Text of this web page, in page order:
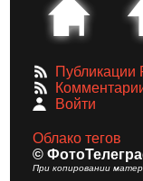
Публикации
Войти
Облако тегов
©
При копировании